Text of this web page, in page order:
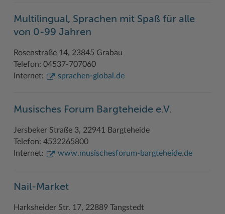
Multilingual, Sprachen mit Spaß für alle
von 0-99 Jahren
Rosenstraße 14, 23845 Grabau
Telefon: 04537-707060
Internet:
sprachen-global.de
Musisches Forum Bargteheide e.V.
Jersbeker Straße 3, 22941 Bargteheide
Telefon: 4532265800
Internet:
www.musischesforum-bargteheide.de
Nail-Market
Harksheider Str. 17, 22889 Tangstedt